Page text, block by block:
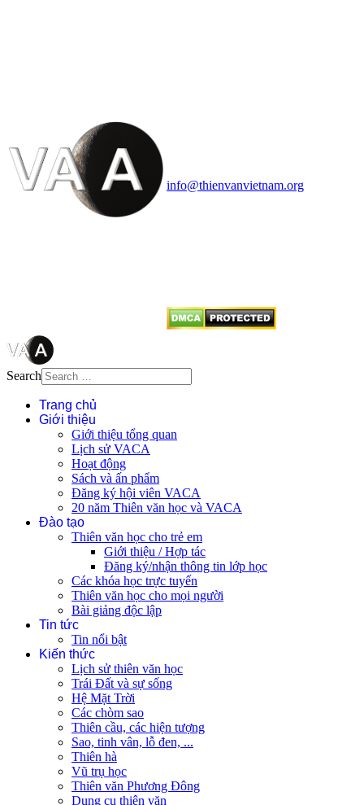
info@thienvanvietnam.org
Search
Trang chủ
Giới thiệu
Giới thiệu tổng quan
Lịch sử VACA
Hoạt động
Sách và ấn phẩm
Đăng ký hội viên VACA
20 năm Thiên văn học và VACA
Đào tạo
Thiên văn học cho trẻ em
Giới thiệu / Hợp tác
Đăng ký/nhận thông tin lớp học
Các khóa học trực tuyến
Thiên văn học cho mọi người
Bài giảng độc lập
Tin tức
Tin nổi bật
Kiến thức
Lịch sử thiên văn học
Trái Đất và sự sống
Hệ Mặt Trời
Các chòm sao
Thiên cầu, các hiện tượng
Sao, tinh vân, lỗ đen, ...
Thiên hà
Vũ trụ học
Thiên văn Phương Đông
Dụng cụ thiên văn